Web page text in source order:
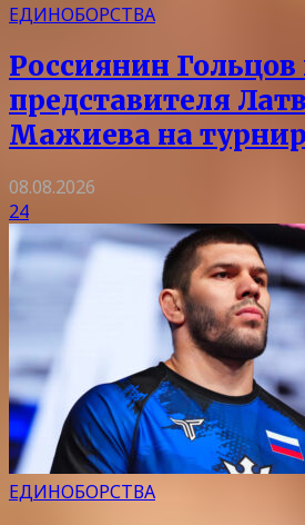
ЕДИНОБОРСТВА
Россиянин Гольцов
представителя
Мажиева на
08.08.2026
24
ЕДИНОБОРСТВА